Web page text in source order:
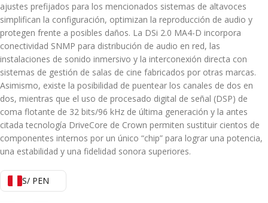
ajustes prefijados para los mencionados sistemas de altavoces
simplifican la configuración, optimizan la reproducción de audio y
protegen frente a posibles daños. La DSi 2.0 MA4-D incorpora
conectividad SNMP para distribución de audio en red, las
instalaciones de sonido inmersivo y la interconexión directa con
sistemas de gestión de salas de cine fabricados por otras marcas.
Asimismo, existe la posibilidad de puentear los canales de dos en
dos, mientras que el uso de procesado digital de señal (DSP) de
coma flotante de 32 bits/96 kHz de última generación y la antes
citada tecnología DriveCore de Crown permiten sustituir cientos de
componentes internos por un único “chip” para lograr una potencia,
una estabilidad y una fidelidad sonora superiores.
S/ PEN